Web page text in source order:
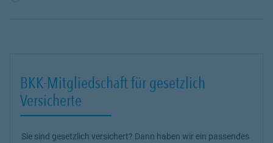
BKK-Mitgliedschaft für gesetzlich
Versicherte
Sie sind gesetzlich versichert? Dann haben wir ein passendes